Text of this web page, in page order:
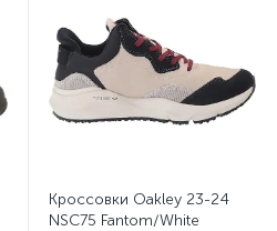
Кроссовки Oakley 23-24
NSC75 Fantom/White